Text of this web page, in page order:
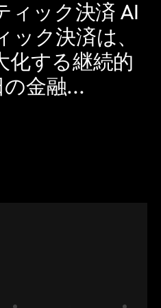
ィック決済 AI
ク決済は、
化する継続的
金融...